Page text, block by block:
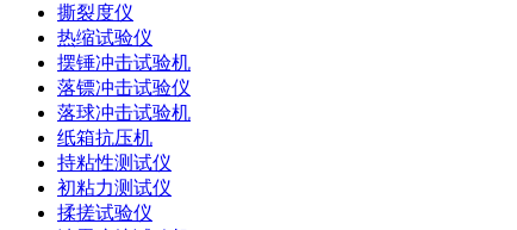
撕裂度仪
热缩试验仪
摆锤冲击试验机
落镖冲击试验仪
落球冲击试验机
纸箱抗压机
持粘性测试仪
初粘力测试仪
揉搓试验仪